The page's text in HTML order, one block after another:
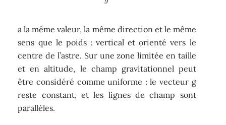
a la même valeur, la même direction et le même
sens que le poids : vertical et orienté vers le
centre de l’astre. Sur une zone limitée en taille
et en altitude, le champ gravitationnel peut
être considéré comme uniforme : le vecteur g
reste constant, et les lignes de champ sont
parallèles.